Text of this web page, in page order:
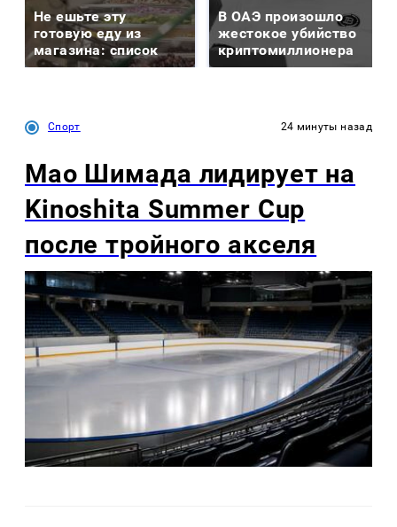
Не ешьте эту
готовую еду из
магазина: список
В ОАЭ произошло
жестокое убийство
криптомиллионера
Спорт 24 минуты назад
Мао Шимада лидирует на
Kinoshita Summer Cup
после тройного акселя